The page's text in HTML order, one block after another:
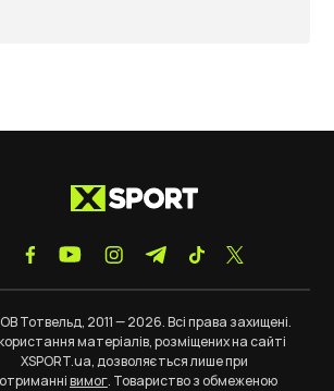
Тотвельд, 2011 — 2026. Всі права захищені.
матеріалів, розміщених на сайті
XSPORT.ua, дозволяється лише при
вимог. Товариство з обмеженою